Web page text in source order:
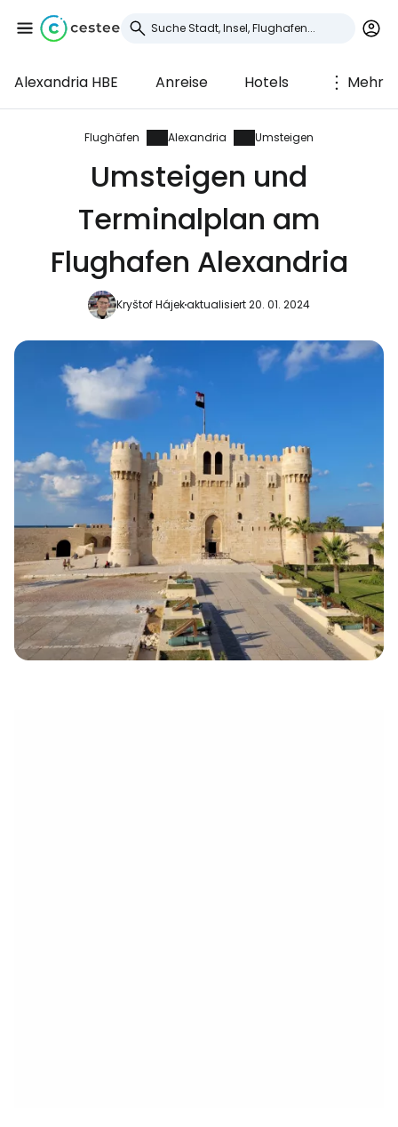
Alexandria HBE Anreise Hotels Mehr
Flughäfen Alexandria Umsteigen
Umsteigen und
Terminalplan am
Flughafen Alexandria
Kryštof Hájekaktualisiert 20. 01. 2024
Anmeldung bei
Cestee
... die weltweite Reise-Community
Weiter mit Google
Weiter mit Facebook
Weiter mit E-Mail